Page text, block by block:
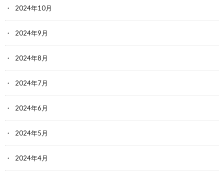
2024年10月
2024年9月
2024年8月
2024年7月
2024年6月
2024年5月
2024年4月